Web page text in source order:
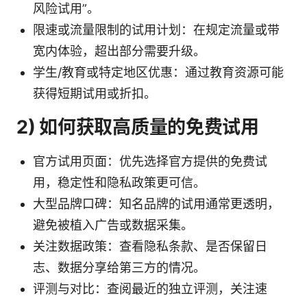
风险试用”。
限速或流量限制的试用计划：在规定流量或带
宽内体验，超出部分需要升级。
学生/教育或特定地区优惠：通过教育资源可能
获得短期试用或折扣。
2) 如何获取高质量的免费试用
官方试用页面：优先选择官方提供的免费试
用，稳定性和隐私政策更可信。
大型品牌口碑：知名品牌的试用通常更透明，
避免被植入广告或数据采集。
关注数据政策：查看隐私条款、是否保留日
志、数据分享给第三方的情况。
评测与对比：查阅最近的独立评测，关注速